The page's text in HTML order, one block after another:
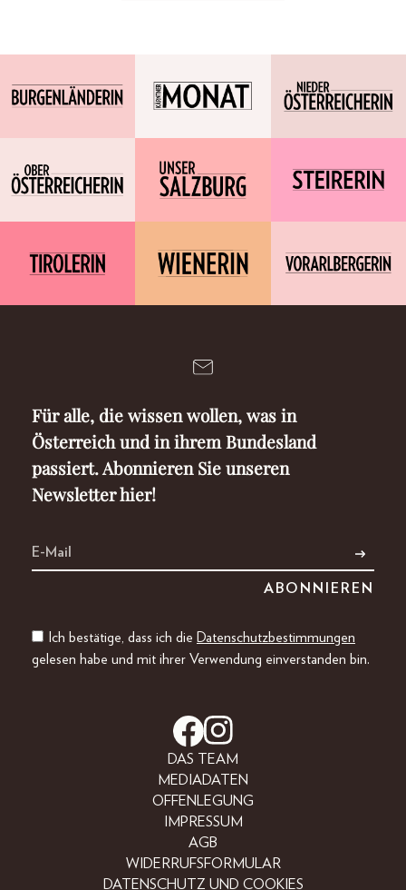
Für alle, die wissen wollen, was in
Österreich und in ihrem Bundesland
passiert. Abonnieren Sie unseren
Newsletter hier!
Ich bestätige, dass ich die Datenschutzbestimmungen
gelesen habe und mit ihrer Verwendung einverstanden bin.
DAS TEAM
MEDIADATEN
OFFENLEGUNG
IMPRESSUM
AGB
WIDERRUFSFORMULAR
DATENSCHUTZ UND COOKIES